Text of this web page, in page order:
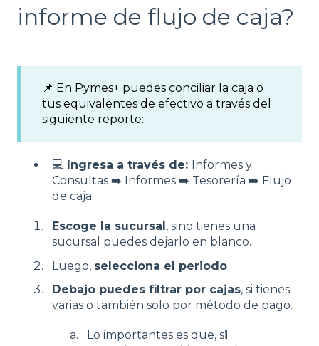
informe de flujo de caja?
📌 En Pymes+ puedes conciliar la caja o
tus equivalentes de efectivo a través del
siguiente reporte:
💻 Ingresa a través de: Informes y
Consultas ➡️ Informes ➡️ Tesorería ➡️ Flujo
de caja.
Escoge la sucursal , sino tienes una
sucursal puedes dejarlo en blanco.
Luego, selecciona el periodo
Debajo puedes filtrar por cajas, si tienes
varias o también solo por método de pago.
Lo importantes es que, si